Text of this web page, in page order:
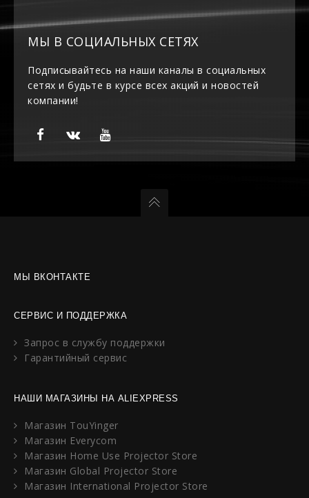
МЫ В СОЦИАЛЬНЫХ СЕТЯХ
Подписывайтесь на наши каналы в социальных
сетях и будьте в курсе всех акций и новостей
компании!
МЫ ВКОНТАКТЕ
СЕРВИС И ПОДДЕРЖКА
Запрос в службу поддержки
Гарантийный сервис
НАШИ МАГАЗИНЫ НА ALIEXPRESS
Магазин TouYinger
Магазин Everycom
Магазин Home Use Projector Store
Магазин Global Projector Store
Магазин International Projector Store